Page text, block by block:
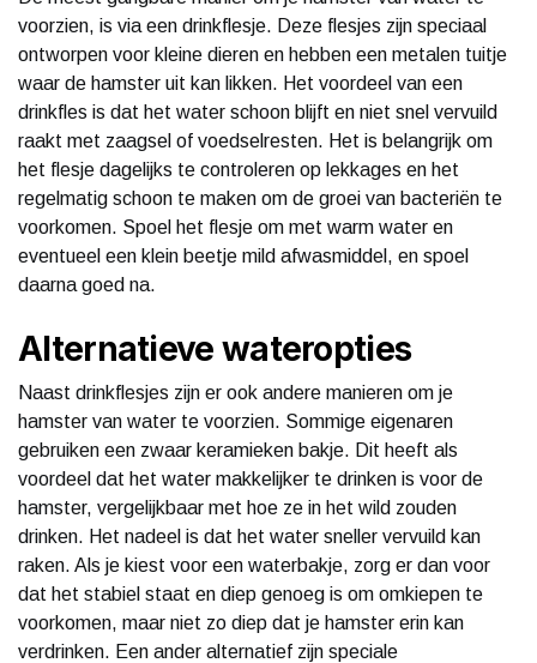
voorzien, is via een drinkflesje. Deze flesjes zijn speciaal
ontworpen voor kleine dieren en hebben een metalen tuitje
waar de hamster uit kan likken. Het voordeel van een
drinkfles is dat het water schoon blijft en niet snel vervuild
raakt met zaagsel of voedselresten. Het is belangrijk om
het flesje dagelijks te controleren op lekkages en het
regelmatig schoon te maken om de groei van bacteriën te
voorkomen. Spoel het flesje om met warm water en
eventueel een klein beetje mild afwasmiddel, en spoel
daarna goed na.
Alternatieve wateropties
Naast drinkflesjes zijn er ook andere manieren om je
hamster van water te voorzien. Sommige eigenaren
gebruiken een zwaar keramieken bakje. Dit heeft als
voordeel dat het water makkelijker te drinken is voor de
hamster, vergelijkbaar met hoe ze in het wild zouden
drinken. Het nadeel is dat het water sneller vervuild kan
raken. Als je kiest voor een waterbakje, zorg er dan voor
dat het stabiel staat en diep genoeg is om omkiepen te
voorkomen, maar niet zo diep dat je hamster erin kan
verdrinken. Een ander alternatief zijn speciale